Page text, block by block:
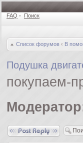
FAQ • Поиск
Список форумов ‹ В
Подушка
покупаем-
Ответить